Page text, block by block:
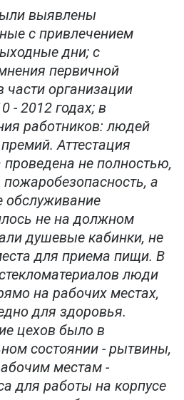
выявлены
с привлечением
дни; с
первичной
организации
- 2012 годах; в
работников: людей
Аттестация
не полностью,
а
обслуживание
не на должном
душевые кабинки, не
для приема пищи. В
люди
на рабочих местах,
для здоровья.
цехов было в
состоянии - рытвины,
местам -
для работы на корпусе